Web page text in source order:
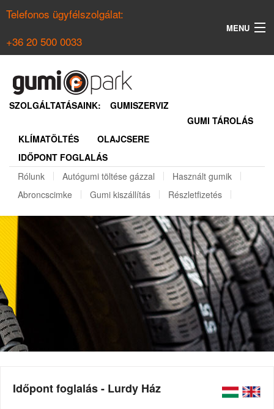
Telefonos ügyfélszolgálat:
+36 20 500 0033
MENU
NYÁRI GUMI KERESŐ
REGISZTRÁCIÓ
SZOLGÁLTATÁSAINK:
GUMISZERVIZ
GUMI TÁROLÁS
KLÍMATÖLTÉS
OLAJCSERE
IDŐPONT FOGLALÁS
Rólunk
Autógumi töltése gázzal
Használt gumik
Abroncscimke
Gumi kiszállítás Részletfizetés
Időpont foglalás - Lurdy Ház